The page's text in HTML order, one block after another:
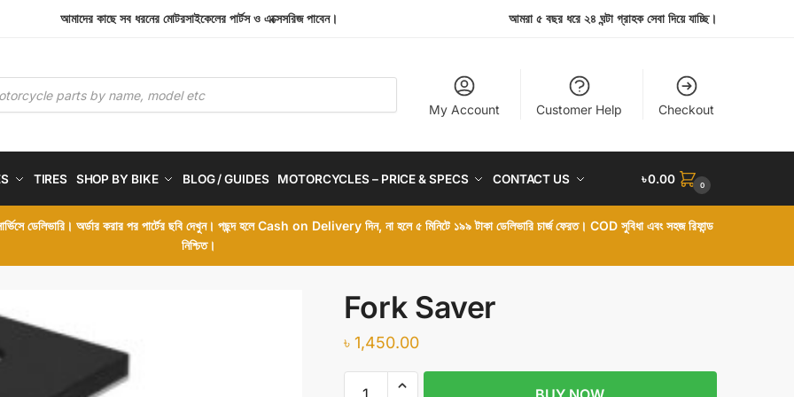
আমাদের কাছে সব ধরনের মোটরসাইকেলের পার্টস ও এক্সেসরিজ পাবেন। আমরা ৫ বছর ধরে ২৪ ঘন্টা গ্রাহক সেবা দিয়ে যাচ্ছি।
My Account Customer Help Checkout
TIRES SHOP BY BIKE BLOG / GUIDES MOTORCYCLES – PRICE & SPECS CONTACT US ৳0.00 0
ডেলিভারি। অর্ডার করার পর পার্টের ছবি দেখুন। পছন্দ হলে Cash on Delivery দিন, না হলে ৫ মিনিটে ১৯৯ টাকা ডেলিভারি চার্জ ফেরত। COD সুবিধা এবং সহজ রিফান্ড
নিশ্চিত।
Fork Saver
৳ 1,450.00